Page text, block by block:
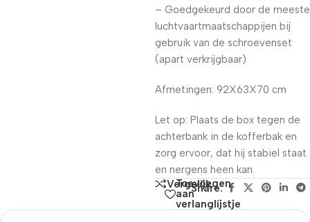
– Goedgekeurd door de meeste
luchtvaartmaatschappijen bij
gebruik van de schroevenset
(apart verkrijgbaar)
Afmetingen: 92X63X70 cm
Let op: Plaats de box tegen de
achterbank in de kofferbak en
zorg ervoor, dat hij stabiel staat
en nergens heen kan.
Vergelijk
Toevoegen
aan
verlanglijstje
Share: